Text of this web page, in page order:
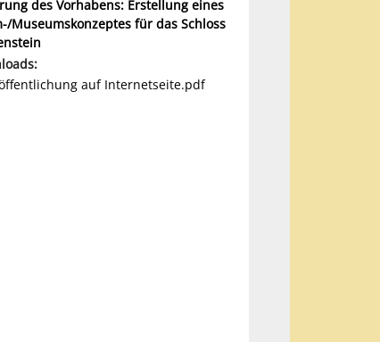
des Vorhabens: Erstellung eines
Museumskonzeptes für das Schloss
auf Internetseite.pdf